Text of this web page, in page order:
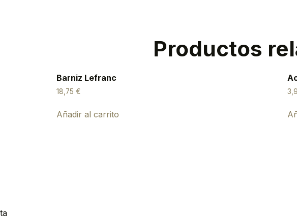
Productos
Barniz Lefranc
18,75 €
Añadir al carrito